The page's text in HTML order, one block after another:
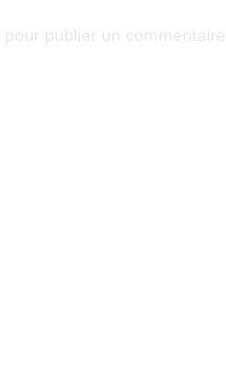
pour publier un commentaire.